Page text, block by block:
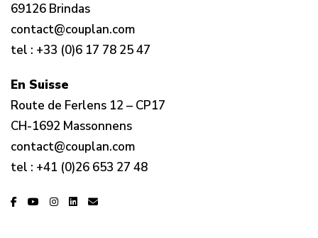
69126 Brindas
contact@couplan.com
tel : +33 (0)6 17 78 25 47
En Suisse
Route de Ferlens 12 – CP17
CH-1692 Massonnens
contact@couplan.com
tel : +41 (0)26 653 27 48